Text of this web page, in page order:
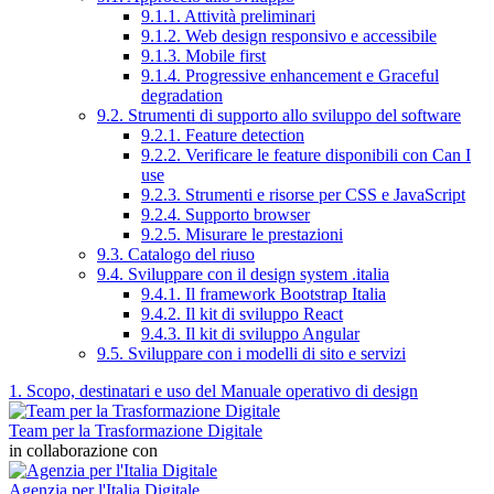
9.1.1. Attività preliminari
9.1.2. Web design responsivo e accessibile
9.1.3. Mobile first
9.1.4. Progressive enhancement e Graceful
degradation
9.2. Strumenti di supporto allo sviluppo del software
9.2.1. Feature detection
9.2.2. Verificare le feature disponibili con Can I
use
9.2.3. Strumenti e risorse per CSS e JavaScript
9.2.4. Supporto browser
9.2.5. Misurare le prestazioni
9.3. Catalogo del riuso
9.4. Sviluppare con il design system .italia
9.4.1. Il framework Bootstrap Italia
9.4.2. Il kit di sviluppo React
9.4.3. Il kit di sviluppo Angular
9.5. Sviluppare con i modelli di sito e servizi
1. Scopo, destinatari e uso del Manuale operativo di design
Team per la Trasformazione Digitale
in collaborazione con
Agenzia per l'Italia Digitale